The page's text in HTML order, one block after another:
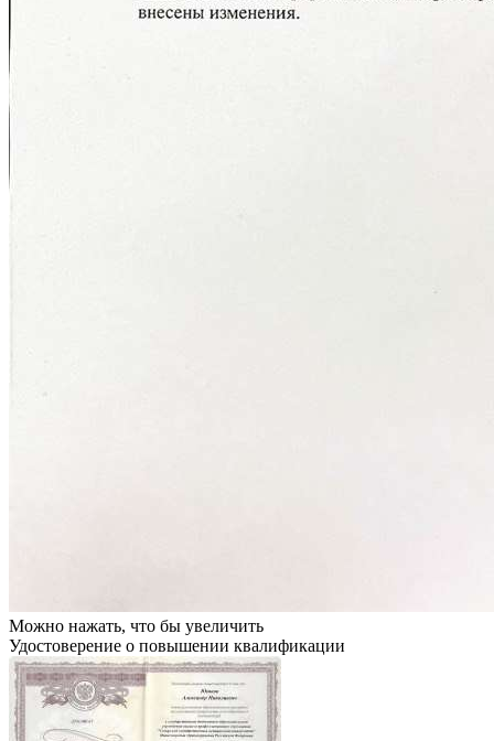
Можно нажать, что бы увеличить
Удостоверение о повышении квалификации